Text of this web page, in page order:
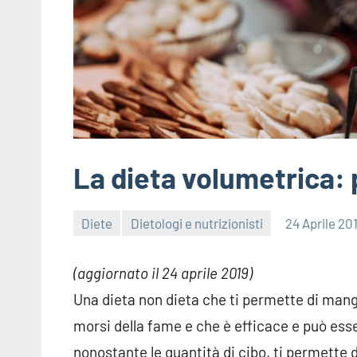
La dieta volumetrica:
Diete Dietologi e nutrizionisti 24 Aprile
(aggiornato il 24 aprile 2019)
Una dieta non dieta che ti permette di
morsi della fame e che è efficace e può
nonostante le quantità di cibo, ti permette